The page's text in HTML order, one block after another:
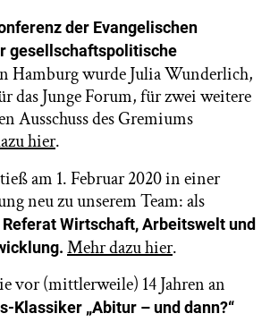
der Evangelischen
gesellschaftspolitische
Hamburg wurde Julia Wunderlich,
das Junge Forum, für zwei weitere
Ausschuss des Gremiums
hier.
am 1. Februar 2020 in einer
neu zu unserem Team: als
Wirtschaft, Arbeitswelt und
Mehr dazu hier.
vor (mittlerweile) 14 Jahren an
Klassiker „Abitur – und dann?“